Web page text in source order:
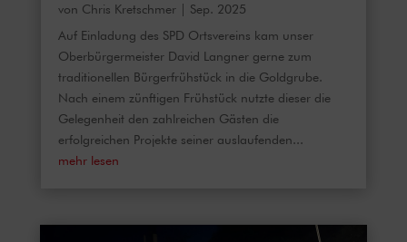
von Chris Kretschmer| Sep. 2025
Auf Einladung des SPD Ortsvereins kam unser
Oberbürgermeister David Langner gerne zum
traditionellen Bürgerfrühstück in die Goldgrube.
Nach einem zünftigen Frühstück nutzte dieser die
Gelegenheit den zahlreichen Gästen die
erfolgreichen Projekte seiner auslaufenden...
mehr lesen